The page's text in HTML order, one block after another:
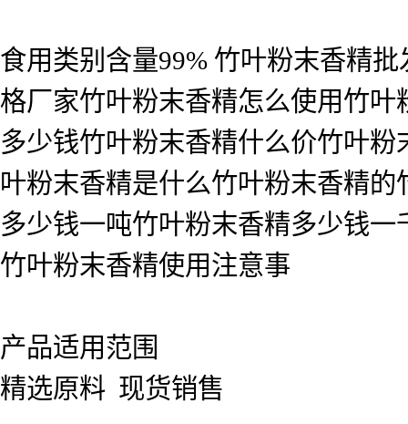
食用类别含量99% 竹叶粉末香精
格厂家竹叶粉末香精怎么使用竹
多少钱竹叶粉末香精什么价竹叶
叶粉末香精是什么竹叶粉末香精
多少钱一吨竹叶粉末香精多少钱
竹叶粉末香精使用注意事
产品适用范围
精选原料 现货销售